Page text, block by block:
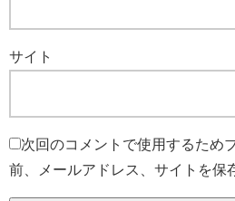
サイト
次回のコメントで使用するため
前、メールアドレス、サイトを保